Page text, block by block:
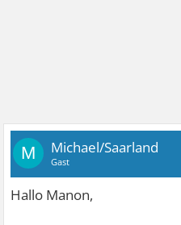
M Michael/Saarland
Gast
Hallo Manon,